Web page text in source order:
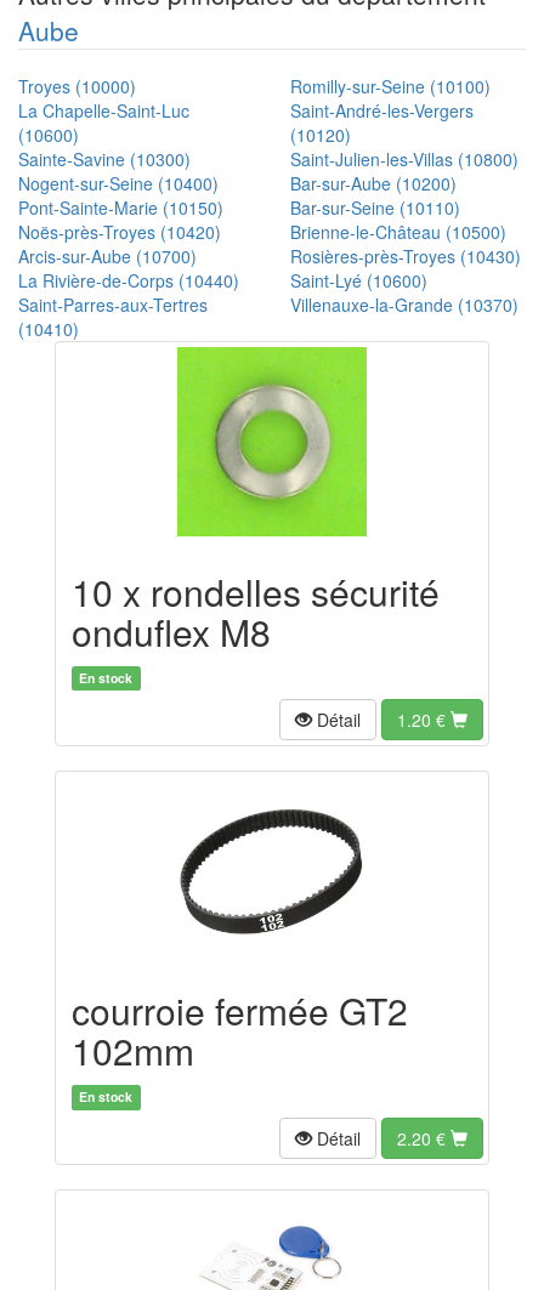
Aube
Troyes (10000)
Romilly-sur-Seine (10100)
La Chapelle-Saint-Luc
(10600)
Saint-André-les-Vergers
(10120)
Sainte-Savine (10300)
Saint-Julien-les-Villas (10800)
Nogent-sur-Seine (10400)
Bar-sur-Aube (10200)
Pont-Sainte-Marie (10150)
Bar-sur-Seine (10110)
Noës-près-Troyes (10420)
Brienne-le-Château (10500)
Arcis-sur-Aube (10700)
Rosières-près-Troyes (10430)
La Rivière-de-Corps (10440)
Saint-Lyé (10600)
Saint-Parres-aux-Tertres
(10410)
Villenauxe-la-Grande (10370)
10 x rondelles sécurité
onduflex M8
En stock
Détail 1.20 €
courroie fermée GT2
102mm
En stock
Détail 2.20 €